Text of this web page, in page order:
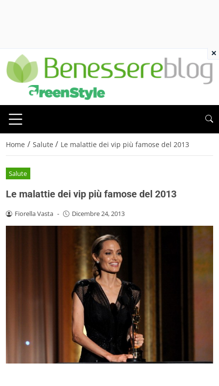
Home / Salute / Le malattie dei vip più famose del 2013
Salute
Le malattie dei vip più famose del 2013
Fiorella Vasta - Dicembre 24, 2013
×